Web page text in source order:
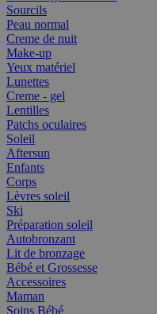
Sourcils
Peau normal
Creme de nuit
Make-up
Yeux matériel
Lunettes
Creme - gel
Lentilles
Patchs oculaires
Soleil
Aftersun
Enfants
Corps
Lèvres soleil
Ski
Préparation soleil
Autobronzant
Lit de bronzage
Bébé et Grossesse
Accessoires
Maman
Soins Bébé